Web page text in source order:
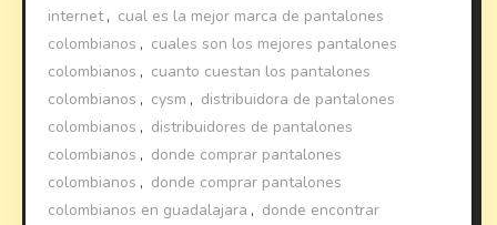
internet, cual es la mejor marca de pantalones
colombianos , cuales son los mejores pantalones
colombianos , cuanto cuestan los pantalones
colombianos , cysm , distribuidora de pantalones
colombianos , distribuidores de pantalones
colombianos , donde comprar pantalones
colombianos , donde comprar pantalones
colombianos en guadalajara , donde encontrar